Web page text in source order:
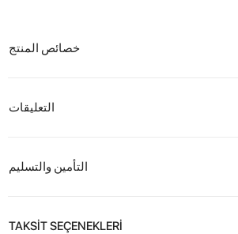
خصائص المنتج
التعليقات
التأمين والتسليم
TAKSİT SEÇENEKLERİ